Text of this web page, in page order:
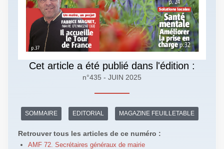
Cet article a été publié dans l'édition :
n°435 - JUIN 2025
SOMMAIRE EDITORIAL MAGAZINE FEUILLETABLE
Retrouver tous les articles de ce numéro :
AMF 72. Secrétaires généraux de mairie